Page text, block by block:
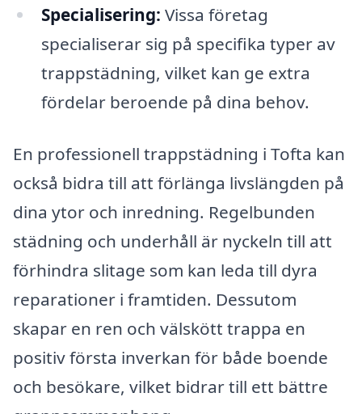
Specialisering: Vissa företag
specialiserar sig på specifika typer av
trappstädning, vilket kan ge extra
fördelar beroende på dina behov.
En professionell trappstädning i Tofta kan
också bidra till att förlänga livslängden på
dina ytor och inredning. Regelbunden
städning och underhåll är nyckeln till att
förhindra slitage som kan leda till dyra
reparationer i framtiden. Dessutom
skapar en ren och välskött trappa en
positiv första inverkan för både boende
och besökare, vilket bidrar till ett bättre